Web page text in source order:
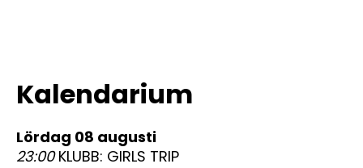
Kalendarium
lördag 08 augusti
23:00KLUBB: GIRLS TRIP